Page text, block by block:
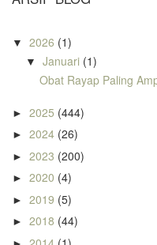
▼ 2026 (1)
▼ Januari (1)
Obat Rayap Paling
► 2025 (444)
► 2024 (26)
► 2023 (200)
► 2020 (4)
► 2019 (5)
► 2018 (44)